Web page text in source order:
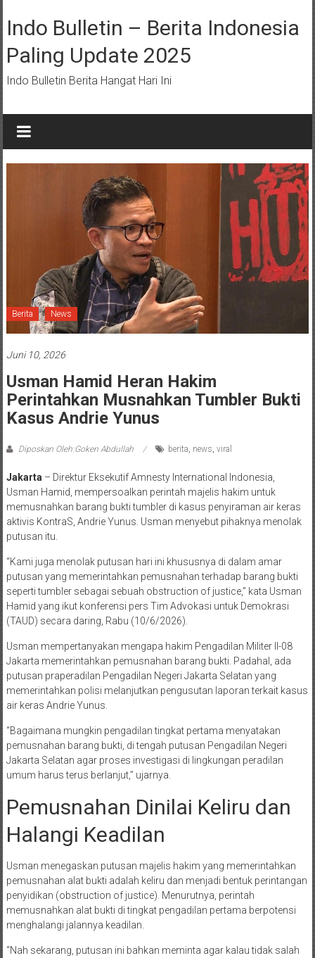
ke
konten
Indo Bulletin – Berita Indonesia
Paling Update 2025
Indo Bulletin Berita Hangat Hari Ini
Berita News
Juni 10, 2026
Usman Hamid Heran Hakim
Perintahkan Musnahkan Tumbler Bukti
Kasus Andrie Yunus
Diposkan Oleh:Goken Abdullah berita news viral
Jakarta – Direktur Eksekutif Amnesty International Indonesia,
Usman Hamid, mempersoalkan perintah majelis hakim untuk
memusnahkan barang bukti tumbler di kasus penyiraman air keras
aktivis KontraS, Andrie Yunus. Usman menyebut pihaknya menolak
putusan itu.
“Kami juga menolak putusan hari ini khususnya di dalam amar
putusan yang memerintahkan pemusnahan terhadap barang bukti
seperti tumbler sebagai sebuah obstruction of justice,” kata Usman
Hamid yang ikut konferensi pers Tim Advokasi untuk Demokrasi
(TAUD) secara daring, Rabu (10/6/2026)
Usman mempertanyakan mengapa hakim Pengadilan Militer II-08
Jakarta memerintahkan pemusnahan barang bukti. Padahal, ada
putusan praperadilan Pengadilan Negeri Jakarta Selatan yang
memerintahkan polisi melanjutkan pengusutan laporan terkait kasus
air keras Andrie Yunus.
“Bagaimana mungkin pengadilan tingkat pertama menyatakan
pemusnahan barang bukti, di tengah putusan Pengadilan Negeri
Jakarta Selatan agar proses investigasi di lingkungan peradilan
umum harus terus berlanjut,” ujarnya
Pemusnahan Dinilai Keliru dan
Halangi Keadilan
Usman menegaskan putusan majelis hakim yang memerintahkan
pemusnahan alat bukti adalah keliru dan menjadi bentuk perintangan
penyidikan (obstruction of justice). Menurutnya, perintah
memusnahkan alat bukti di tingkat pengadilan pertama berpotensi
menghalangi jalannya keadilan
“Nah sekarang, putusan ini bahkan meminta agar kalau tidak salah